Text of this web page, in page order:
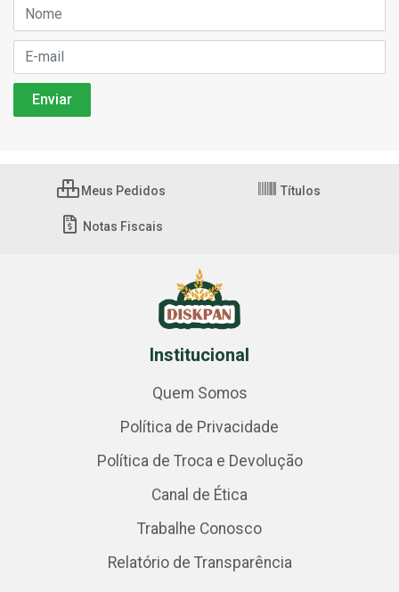
Meus Pedidos Títulos
Notas Fiscais
Institucional
Quem Somos
Política de Privacidade
Política de Troca e Devolução
Canal de Ética
Trabalhe Conosco
Relatório de Transparência